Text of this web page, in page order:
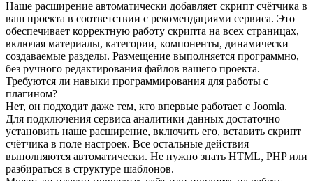
Наше расширение автоматически добавляет скрипт счётчика в
ваш проекта в соответствии с рекомендациями сервиса. Это
обеспечивает корректную работу скрипта на всех страницах,
включая материалы, категории, компоненты, динамически
создаваемые разделы. Размещение выполняется программно,
без ручного редактирования файлов вашего проекта.
Требуются ли навыки программирования для работы с
плагином?
Нет, он подходит даже тем, кто впервые работает с Joomla.
Для подключения сервиса аналитики данных достаточно
установить наше расширение, включить его, вставить скрипт
счётчика в поле настроек. Все остальные действия
выполняются автоматически. Не нужно знать HTML, PHP или
разбираться в структуре шаблонов.